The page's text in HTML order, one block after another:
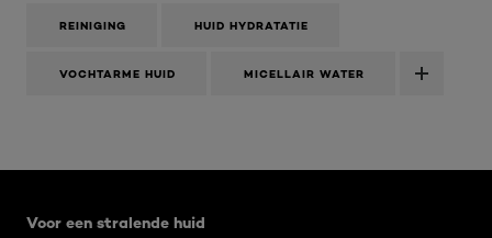
REINIGING HUID HYDRATATIE
VOCHTARME HUID MICELLAIR WATER
Voor een stralende huid